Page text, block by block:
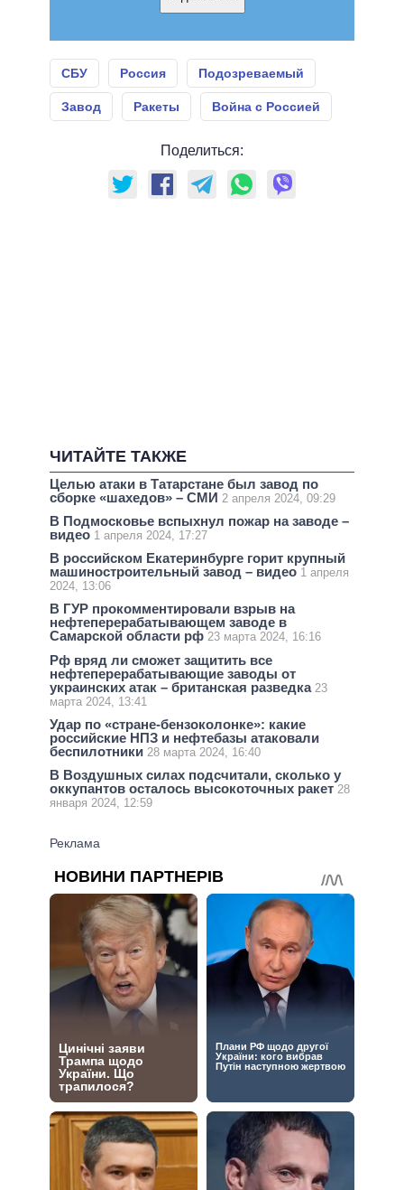
СБУ Россия Подозреваемый
Завод Ракеты Война с Россией
Поделиться:
ЧИТАЙТЕ ТАКЖЕ
Целью атаки в Татарстане был завод по
сборке «шахедов» – СМИ 2 апреля 2024, 09:29
В Подмосковье вспыхнул пожар на заводе –
видео 1 апреля 2024, 17:27
В российском Екатеринбурге горит крупный
машиностроительный завод – видео 1 апреля
2024, 13:06
В ГУР прокомментировали взрыв на
нефтеперерабатывающем заводе в
Самарской области рф 23 марта 2024, 16:16
Рф вряд ли сможет защитить все
нефтеперерабатывающие заводы от
украинских атак – британская разведка 23
марта 2024, 13:41
Удар по «стране-бензоколонке»: какие
российские НПЗ и нефтебазы атаковали
беспилотники 28 марта 2024, 16:40
В Воздушных силах подсчитали, сколько у
оккупантов осталось высокоточных ракет 28
января 2024, 12:59